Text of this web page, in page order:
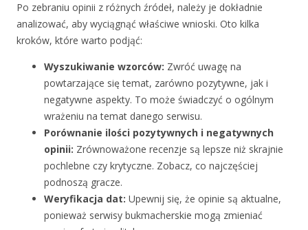
Po zebraniu opinii z różnych źródeł, należy je dokładnie
analizować, aby wyciągnąć właściwe wnioski. Oto kilka
kroków, które warto podjąć:
Wyszukiwanie wzorców: Zwróć uwagę na
powtarzające się temat, zarówno pozytywne, jak i
negatywne aspekty. To może świadczyć o ogólnym
wrażeniu na temat danego serwisu.
Porównanie ilości pozytywnych i negatywnych
opinii: Zrównoważone recenzje są lepsze niż skrajnie
pochlebne czy krytyczne. Zobacz, co najczęściej
podnoszą gracze.
Weryfikacja dat: Upewnij się, że opinie są aktualne,
ponieważ serwisy bukmacherskie mogą zmieniać